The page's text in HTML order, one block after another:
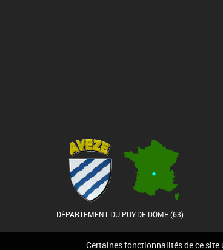
Certaines fonctionnalités de ce site
DÉPARTEMENT DU PUY-DE-DÔME (63)